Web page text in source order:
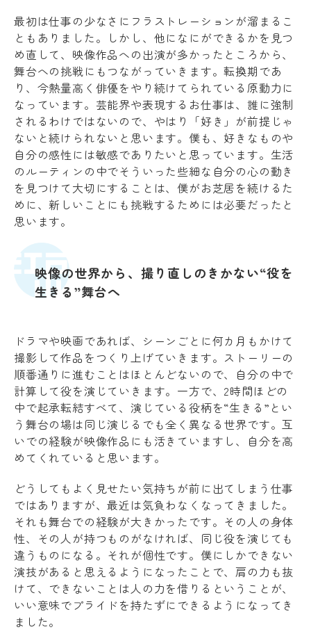
最初は仕事の少なさにフラストレーションが溜まるこ
ともありました。しかし、他になにができるかを見つ
め直して、映像作品への出演が多かったところから、
舞台への挑戦にもつながっていきます。転換期であ
り、今熱量高く俳優をやり続けてられている原動力に
なっています。芸能界や表現するお仕事は、誰に強制
されるわけではないので、やはり「好き」が前提じゃ
ないと続けられないと思います。僕も、好きなものや
自分の感性には敏感でありたいと思っています。生活
のルーティンの中でそういった些細な自分の心の動き
を見つけて大切にすることは、僕がお芝居を続けるた
めに、新しいことにも挑戦するためには必要だったと
思います。
映像の世界から、撮り直しのきかない“役を
生きる”舞台へ
ドラマや映画であれば、シーンごとに何カ月もかけて
撮影して作品をつくり上げていきます。ストーリーの
順番通りに進むことはほとんどないので、自分の中で
計算して役を演じていきます。一方で、2時間ほどの
中で起承転結すべて、演じている役柄を“生きる”とい
う舞台の場は同じ演じるでも全く異なる世界です。互
いでの経験が映像作品にも活きていますし、自分を高
めてくれていると思います。
どうしてもよく見せたい気持ちが前に出てしまう仕事
ではありますが、最近は気負わなくなってきました。
それも舞台での経験が大きかったです。その人の身体
性、その人が持つものがなければ、同じ役を演じても
違うものになる。それが個性です。僕にしかできない
演技があると思えるようになったことで、肩の力も抜
けて、できないことは人の力を借りるということが、
いい意味でプライドを持たずにできるようになってき
ました。